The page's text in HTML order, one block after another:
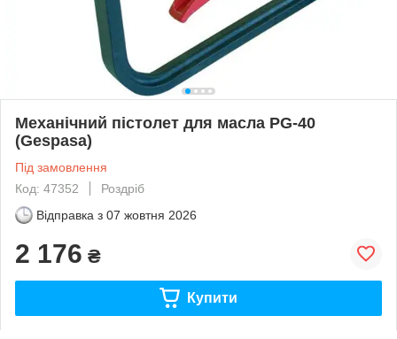
Механічний пістолет для масла PG-40
(Gespasa)
Під замовлення
Код: 47352
Роздріб
Відправка з 07 жовтня 2026
2 176 ₴
Купити